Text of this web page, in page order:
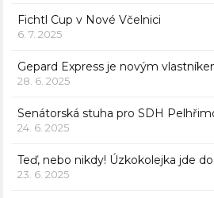
Fichtl Cup v Nové Včelnici
6. 7. 2025
Gepard Express je novým
28. 6. 2025
Senátorská stuha pro SDH
24. 6. 2025
Teď, nebo nikdy! Úzkokolejka jde
23. 6. 2025